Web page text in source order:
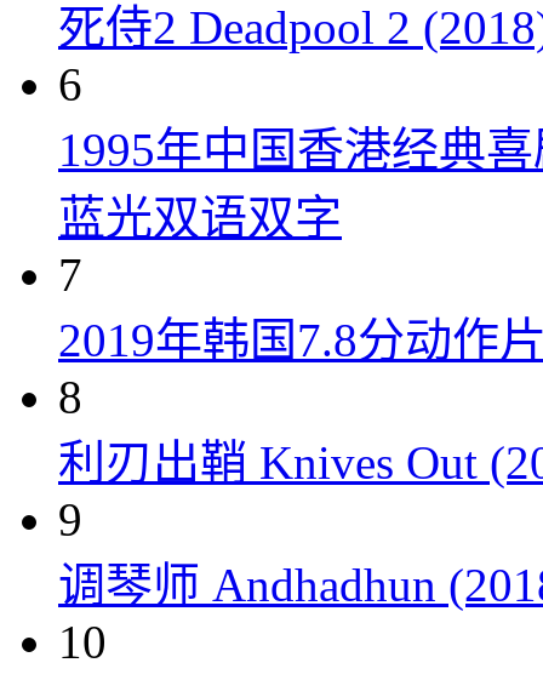
死侍2 Deadpool 2
6
1995年中国香港经典
蓝光双语双字
7
2019年韩国7.8分动作
8
利刃出鞘 Knives Out
9
调琴师 Andhadhun
10